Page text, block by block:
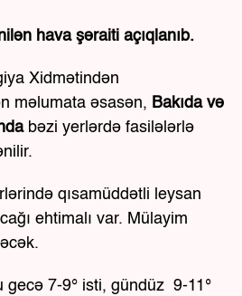
hava şəraiti açıqlanıb.
Xidmətindən
məlumata əsasən, Bakıda və
bəzi yerlərdə fasilələrlə
qısamüddətli leysan
ehtimalı var. Mülayim
gecə 7-9° isti, gündüz 9-11°